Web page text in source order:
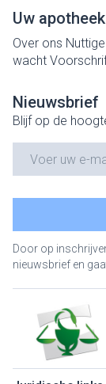
Uw apotheek
Over ons
wacht
Nieuwsbrief
Blijf op de
Door op
nieuwsbrief en